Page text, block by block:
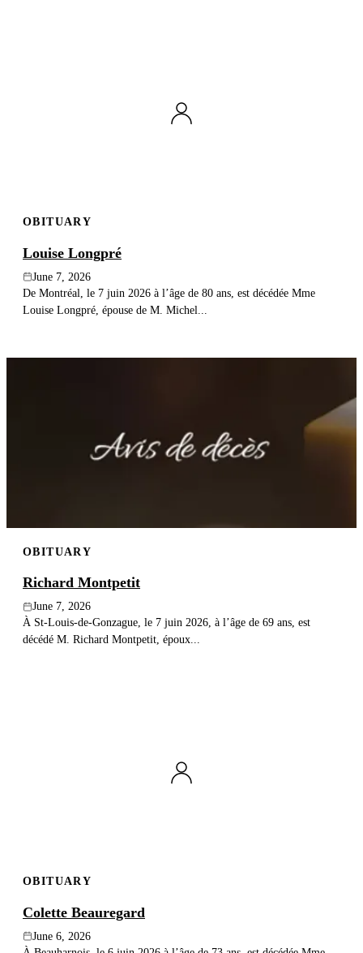
OBITUARY
Louise Longpré
June 7, 2026
De Montréal, le 7 juin 2026 à l’âge de 80 ans, est décédée Mme
Louise Longpré, épouse de M. Michel...
OBITUARY
Richard Montpetit
June 7, 2026
À St-Louis-de-Gonzague, le 7 juin 2026, à l’âge de 69 ans, est
décédé M. Richard Montpetit, époux...
OBITUARY
Colette Beauregard
June 6, 2026